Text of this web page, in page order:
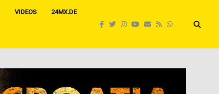
VIDEOS 24MX.DE